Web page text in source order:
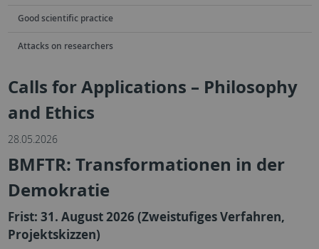
Good scientific practice
Attacks on researchers
Calls for Applications – Philosophy
and Ethics
28.05.2026
BMFTR: Transformationen in der
Demokratie
Frist: 31. August 2026 (Zweistufiges Verfahren,
Projektskizzen)